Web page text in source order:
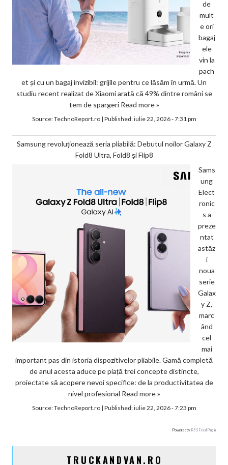
de
mult
e ori
bagaj
ele
vin la
pach
et și cu un bagaj invizibil: grijile pentru ce lăsăm în urmă. Un
studiu recent realizat de Xiaomi arată că 49% dintre români se
tem de spargeri Read more »
Source:TechnoReport.ro| Published:iulie 22, 2026 - 7:31 pm
Samsung revoluționează seria pliabilă: Debutul noilor Galaxy Z
Fold8 Ultra, Fold8 și Flip8
Sams
ung
Elect
ronic
s a
preze
ntat
astăz
i
noua
serie
Galax
y Z,
marc
ând
cel
mai
important pas din istoria dispozitivelor pliabile. Gamă completă
de anul acesta aduce pe piață trei concepte distincte,
proiectate să acopere nevoi specifice: de la productivitatea de
nivel profesional Read more »
Source:TechnoReport.ro| Published:iulie 22, 2026 - 7:23 pm
Powered by RSS Feed Plugin
TRUCKANDVAN.RO